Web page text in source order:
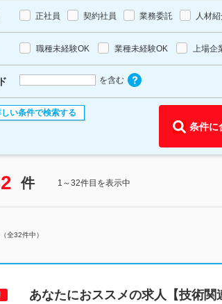
正社員 契約社員 業務委託 人材
職種未経験OK 業種未経験OK 上場企
を含む
い条件で検索する
条件に
件 1～32件目を表示中
全32件中）
あなたにおススメの求人【技術関